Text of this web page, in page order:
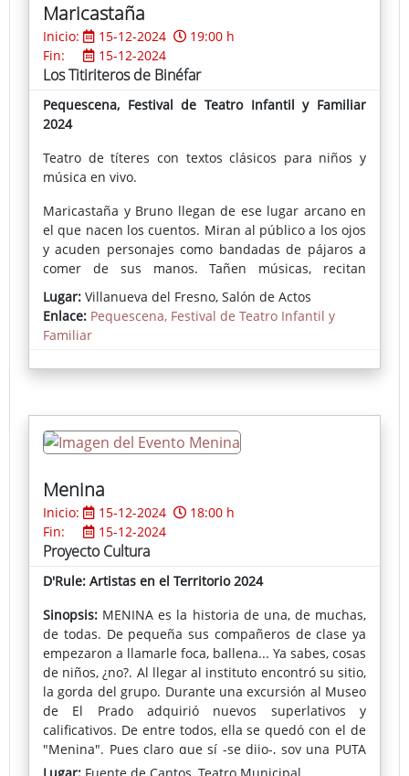
Maricastaña
Inicio: 15-12-2024
19:00 h
Fin:
15-12-2024
Los Titiriteros de Binéfar
Pequescena, Festival de Teatro Infantil y Familiar
2024
Teatro de títeres con textos clásicos para niños y
música en vivo.
Maricastaña y Bruno llegan de ese lugar arcano en
el que nacen los cuentos. Miran al público a los ojos
y acuden personajes como bandadas de pájaros a
comer de sus manos. Tañen músicas, recitan
fábulas, inventan disparates y hacen danzar a los
polichinelas en el retablo.
¿Duerme el gato dentro de un sombrero?
¿Quieren ver cómo un payaso-equilibrista aguanta
¿Existe un desfile de ranas, moscas y diablos
paseando ante el público?
Todo es posible cuando Maricastaña y Bruno llegan
convocados por la mirada transparente de los niños,
aún mejor si están acompañados.
Lugar: Villanueva del Fresno, Salón de Actos
Enlace: Pequescena, Festival de Teatro Infantil y
Familiar
Menina
Inicio: 15-12-2024
18:00 h
Fin:
15-12-2024
Proyecto Cultura
D'Rule: Artistas en el Territorio 2024
Sinopsis: MENINA es la historia de una, de muchas,
de todas. De pequeña sus compañeros de clase ya
empezaron a llamarle foca, ballena... Ya sabes, cosas
de niños, ¿no?. Al llegar al instituto encontró su sitio,
la gorda del grupo. Durante una excursión al Museo
de El Prado adquirió nuevos superlativos y
calificativos. De entre todos, ella se quedó con el de
"Menina". Pues claro que sí -se dijo-, soy una PUTA
obra de Velázquez. Así que puestos a comer y a